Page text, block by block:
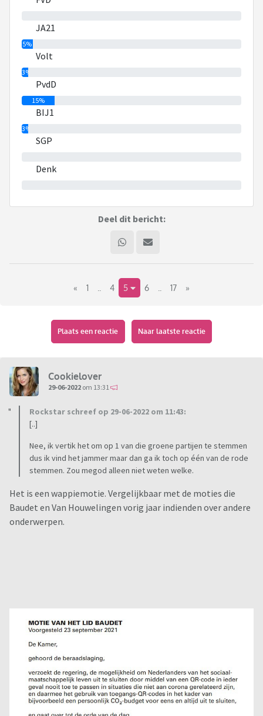
JA21
5%
Volt
3%
PvdD
15%
BIJ1
3%
SGP
Denk
Deel dit bericht:
« 1 4 5 6 17 »
Plaats een reactie Naar laatste reactie
Cookielover
29-06-2022 om 13:31
Rockstar schreef op 29-06-2022 om 11:43:
[..]
Nee, ik vertik het om op 1 van die groene partijen te stemmen
dus ik vind het jammer maar dan ga ik toch op één van de rode
stemmen. Zou megod alleen niet weten welke.
Het is een wappiemotie. Vergelijkbaar met de moties die
Baudet en Van Houwelingen vorig jaar indienden over andere
onderwerpen.